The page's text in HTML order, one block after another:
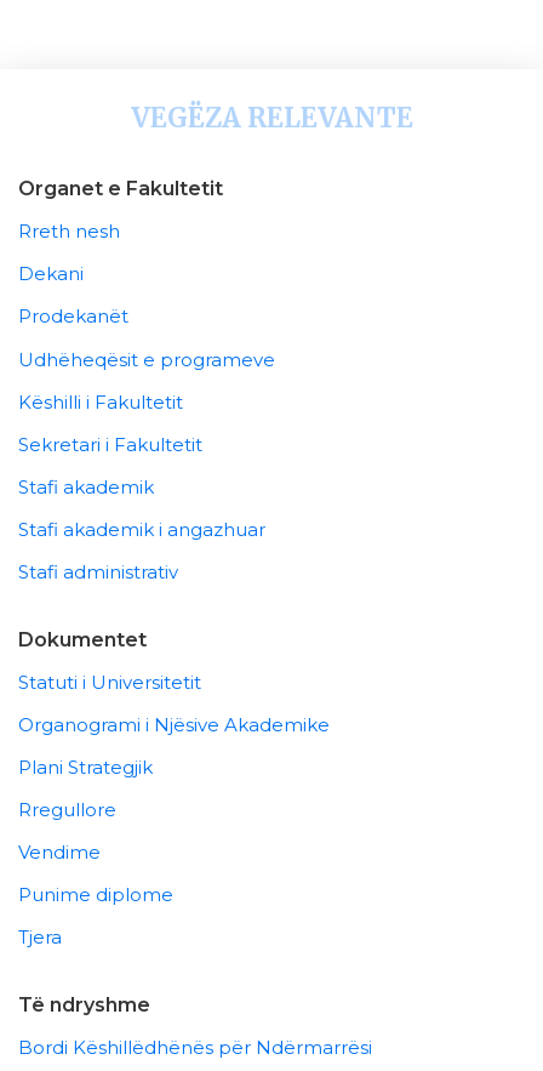
VEGËZA RELEVANTE
Organet e Fakultetit
Rreth nesh
Dekani
Prodekanët
Udhëheqësit e programeve
Këshilli i Fakultetit
Sekretari i Fakultetit
Stafi akademik
Stafi akademik i angazhuar
Stafi administrativ
Dokumentet
Statuti i Universitetit
Organogrami i Njësive Akademike
Plani Strategjik
Rregullore
Vendime
Punime diplome
Tjera
Të ndryshme
Bordi Këshillëdhënës për Ndërmarrësi